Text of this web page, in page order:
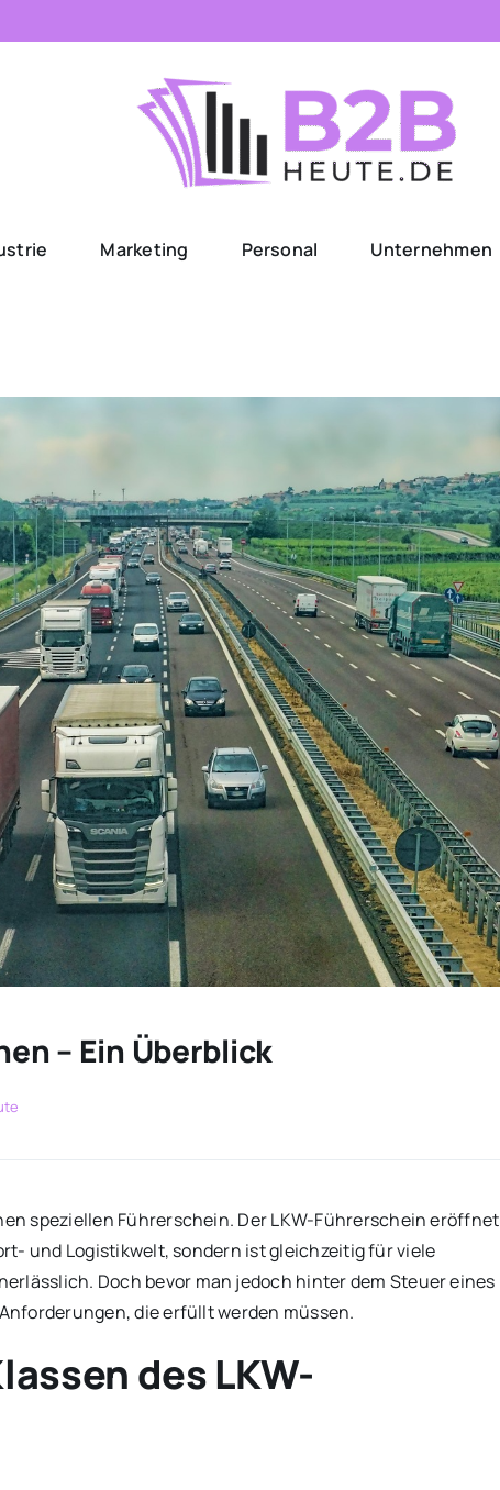
Marketing Personal Unternehmen
– Ein Überblick
speziellen Führerschein. Der LKW-Führerschein eröffnet
und Logistikwelt, sondern ist gleichzeitig für viele
Doch bevor man jedoch hinter dem Steuer eines
die erfüllt werden müssen.
des LKW-